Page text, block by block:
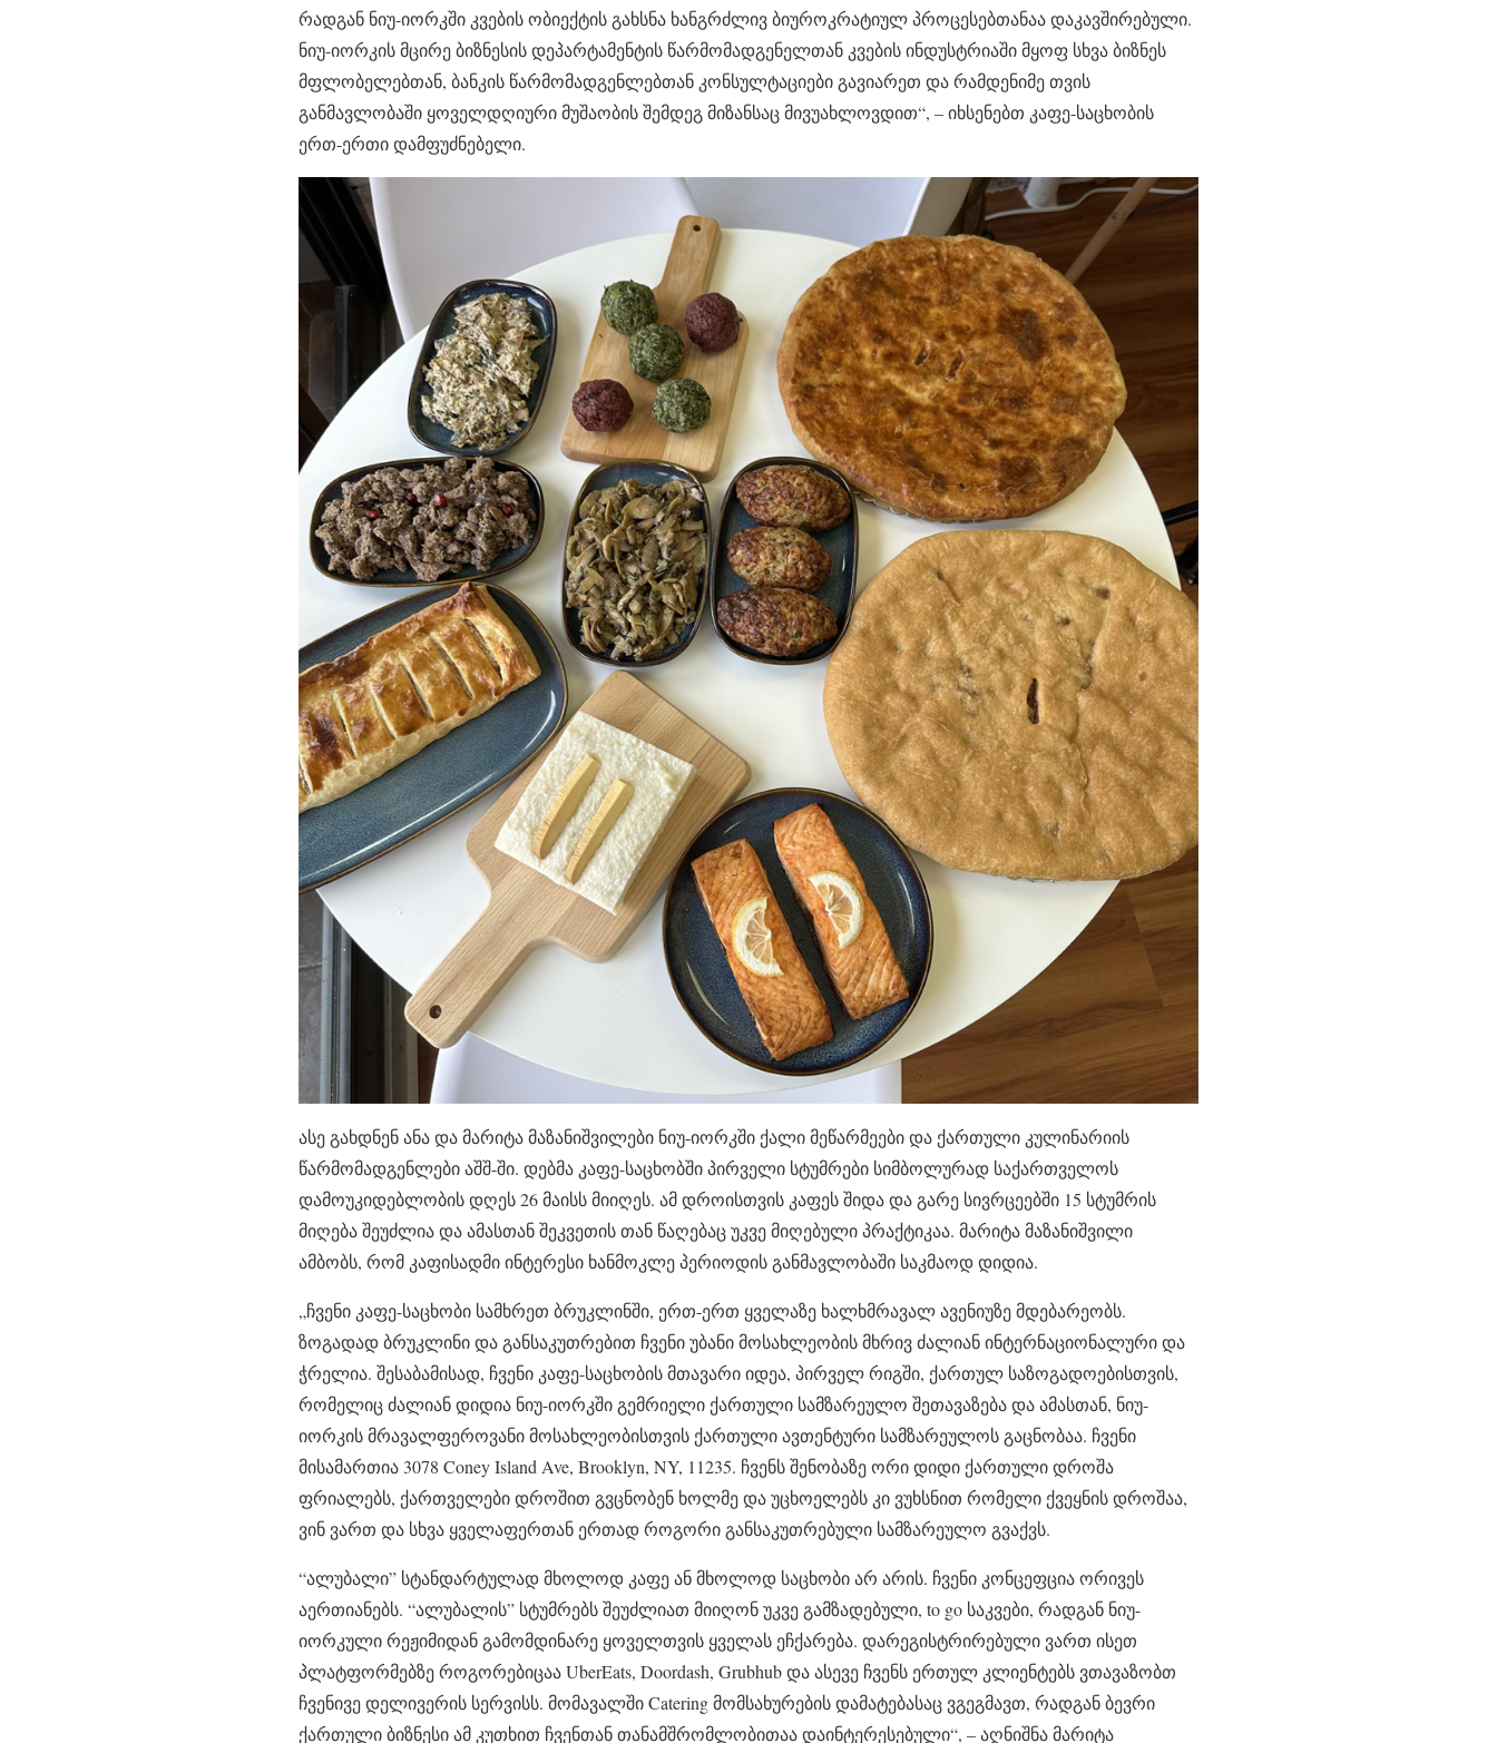
რადგან ნიუ-იორკში კვების ობიექტის გახსნა ხანგრძლივ ბიუროკრატიულ პროცესებთანაა დაკავშირებული.
ნიუ-იორკის მცირე ბიზნესის დეპარტამენტის წარმომადგენელთან კვების ინდუსტრიაში მყოფ სხვა ბიზნეს
მფლობელებთან, ბანკის წარმომადგენლებთან კონსულტაციები გავიარეთ და რამდენიმე თვის
განმავლობაში ყოველდღიური მუშაობის შემდეგ მიზანსაც მივუახლოვდით“, – იხსენებთ კაფე-საცხობის
ერთ-ერთი დამფუძნებელი.
ასე გახდნენ ანა და მარიტა მაზანიშვილები ნიუ-იორკში ქალი მეწარმეები და ქართული კულინარიის
წარმომადგენლები აშშ-ში. დებმა კაფე-საცხობში პირველი სტუმრები სიმბოლურად საქართველოს
დამოუკიდებლობის დღეს 26 მაისს მიიღეს. ამ დროისთვის კაფეს შიდა და გარე სივრცეებში 15 სტუმრის
მიღება შეუძლია და ამასთან შეკვეთის თან წაღებაც უკვე მიღებული პრაქტიკაა. მარიტა მაზანიშვილი
ამბობს, რომ კაფისადმი ინტერესი ხანმოკლე პერიოდის განმავლობაში საკმაოდ დიდია.
„ჩვენი კაფე-საცხობი სამხრეთ ბრუკლინში, ერთ-ერთ ყველაზე ხალხმრავალ ავენიუზე მდებარეობს.
ზოგადად ბრუკლინი და განსაკუთრებით ჩვენი უბანი მოსახლეობის მხრივ ძალიან ინტერნაციონალური და
ჭრელია. შესაბამისად, ჩვენი კაფე-საცხობის მთავარი იდეა, პირველ რიგში, ქართულ საზოგადოებისთვის,
რომელიც ძალიან დიდია ნიუ-იორკში გემრიელი ქართული სამზარეულო შეთავაზება და ამასთან, ნიუ-
იორკის მრავალფეროვანი მოსახლეობისთვის ქართული ავთენტური სამზარეულოს გაცნობაა. ჩვენი
მისამართია 3078 Coney Island Ave, Brooklyn, NY, 11235. ჩვენს შენობაზე ორი დიდი ქართული დროშა
ფრიალებს, ქართველები დროშით გვცნობენ ხოლმე და უცხოელებს კი ვუხსნით რომელი ქვეყნის დროშაა,
ვინ ვართ და სხვა ყველაფერთან ერთად როგორი განსაკუთრებული სამზარეულო გვაქვს.
“ალუბალი” სტანდარტულად მხოლოდ კაფე ან მხოლოდ საცხობი არ არის. ჩვენი კონცეფცია ორივეს
აერთიანებს. “ალუბალის” სტუმრებს შეუძლიათ მიიღონ უკვე გამზადებული, to go საკვები, რადგან ნიუ-
იორკული რეჟიმიდან გამომდინარე ყოველთვის ყველას ეჩქარება. დარეგისტრირებული ვართ ისეთ
პლატფორმებზე როგორებიცაა UberEats, Doordash, Grubhub და ასევე ჩვენს ერთულ კლიენტებს ვთავაზობთ
ჩვენივე დელივერის სერვისს. მომავალში Catering მომსახურების დამატებასაც ვგეგმავთ, რადგან ბევრი
ქართული ბიზნესი ამ კუთხით ჩვენთან თანამშრომლობითაა დაინტერესებული“, – აღნიშნა მარიტა